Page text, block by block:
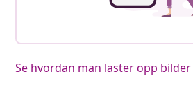
Se hvordan man laster opp bilder